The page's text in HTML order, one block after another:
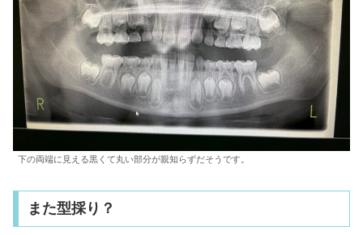
下の両端に見える黒くて丸い部分が親知らずだそうです。
また型採り？